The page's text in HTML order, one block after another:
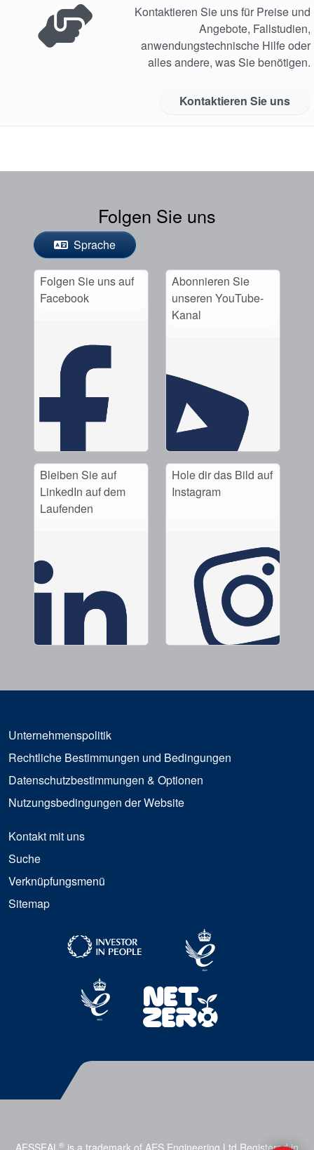
Kontaktieren Sie uns für Preise und
Angebote, Fallstudien,
anwendungstechnische Hilfe oder
alles andere, was Sie benötigen.
Kontaktieren Sie uns
Folgen Sie uns
Sprache
Folgen Sie uns auf
Facebook
Abonnieren Sie
unseren YouTube-
Kanal
Bleiben Sie auf
LinkedIn auf dem
Laufenden
Hole dir das Bild auf
Instagram
Unternehmenspolitik
Rechtliche Bestimmungen und Bedingungen
Datenschutzbestimmungen & Optionen
Nutzungsbedingungen der Website
Kontakt mit uns
Suche
Verknüpfungsmenü
Sitemap
AESSEAL ® is a trademark of AES Engineering Ltd Registered in